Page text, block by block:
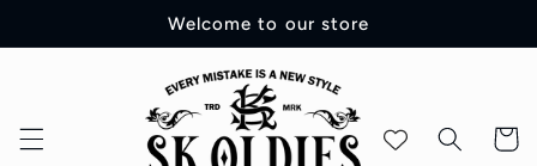
進む
Welcome to our store
ー